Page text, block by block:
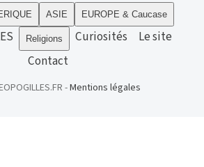
ASIE EUROPE & Caucase
Religions Curiosités
Le site
Contact
-Mentions légales